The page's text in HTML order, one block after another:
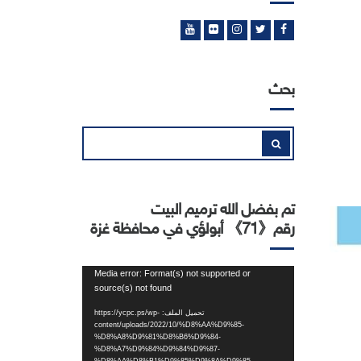
بحث
إبحث
عن:
بحث
تم بفضل الله ترميم البيت
رقم《71》 أبولؤي في محافظة غزة
Media error: Format(s) not supported or
source(s) not found
تحميل الملف: https://ycpc.ps/wp-
content/uploads/2022/10/%D8%AA%D9%85-
%D8%A8%D9%81%D8%B6%D9%84-
%D8%A7%D9%84%D9%84%D9%87-